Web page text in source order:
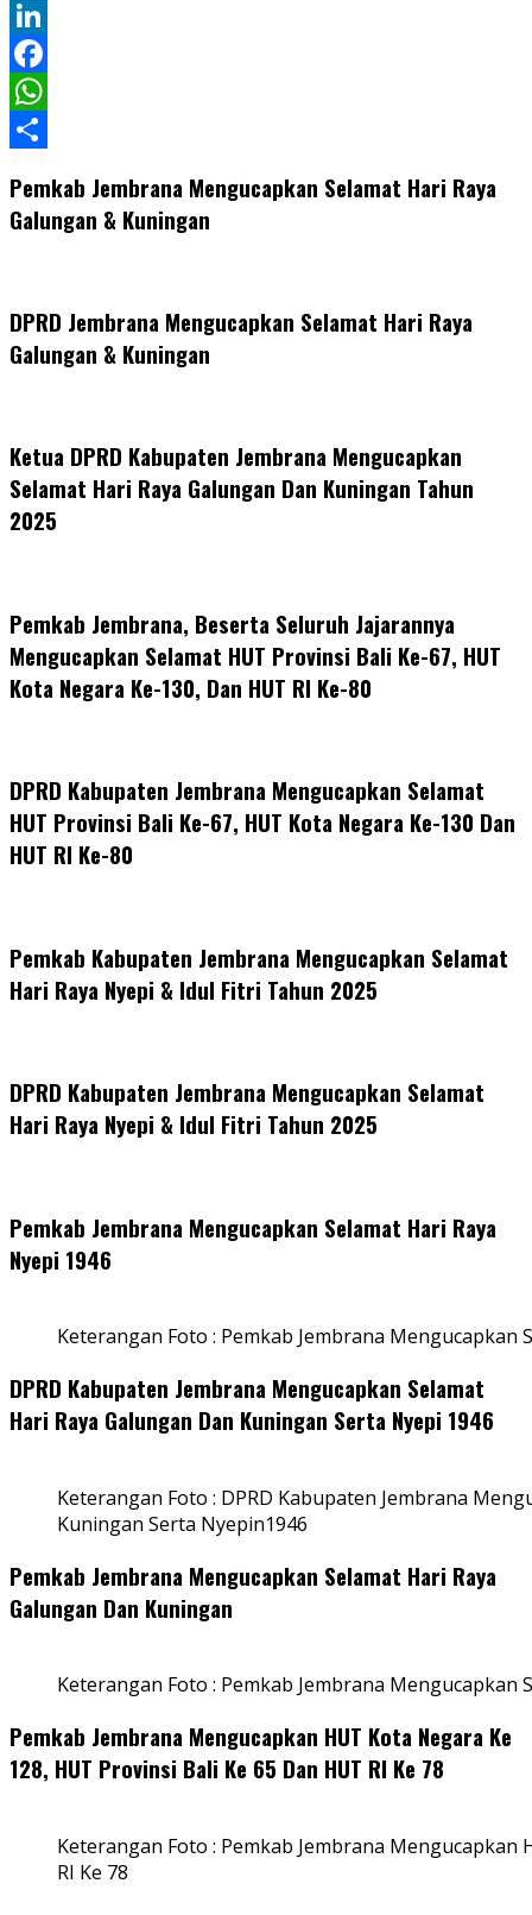
Twitter
LinkedIn
Facebook
WhatsApp
Pemkab Jembrana Mengucapkan Selamat Hari Raya
Galungan & Kuningan
DPRD Jembrana Mengucapkan Selamat Hari Raya
Galungan & Kuningan
Ketua DPRD Kabupaten Jembrana Mengucapkan
Selamat Hari Raya Galungan Dan Kuningan Tahun
2025
Pemkab Jembrana, Beserta Seluruh Jajarannya
Mengucapkan Selamat HUT Provinsi Bali Ke-67, HUT
Kota Negara Ke-130, Dan HUT RI Ke-80
DPRD Kabupaten Jembrana Mengucapkan Selamat
HUT Provinsi Bali Ke-67, HUT Kota Negara Ke-130 Dan
HUT RI Ke-80
Pemkab Kabupaten Jembrana Mengucapkan Selamat
Hari Raya Nyepi & Idul Fitri Tahun 2025
DPRD Kabupaten Jembrana Mengucapkan Selamat
Hari Raya Nyepi & Idul Fitri Tahun 2025
Pemkab Jembrana Mengucapkan Selamat Hari Raya
Nyepi 1946
Keterangan Foto : Pemkab Jembrana Mengucapkan
DPRD Kabupaten Jembrana Mengucapkan Selamat
Hari Raya Galungan Dan Kuningan Serta Nyepi 1946
Keterangan Foto : DPRD Kabupaten Jembrana
Kuningan Serta Nyepin1946
Pemkab Jembrana Mengucapkan Selamat Hari Raya
Galungan Dan Kuningan
Keterangan Foto : Pemkab Jembrana Mengucapkan
Pemkab Jembrana Mengucapkan HUT Kota Negara Ke
128, HUT Provinsi Bali Ke 65 Dan HUT RI Ke 78
Keterangan Foto : Pemkab Jembrana Mengucapkan
RI Ke 78